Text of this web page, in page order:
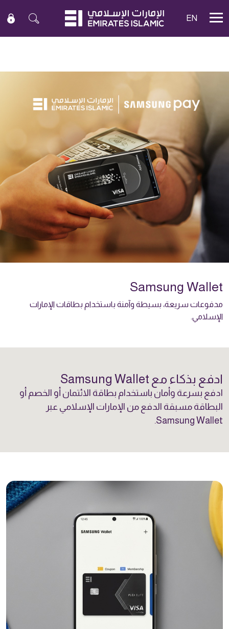
Mobile menu
EN
Samsung Wallet
مدفوعات سريعة، بسيطة وآمنة باستخدام بطاقات الإمارات
الإسلامي.
ادفع بذكاء مع Samsung Wallet
ادفع بسرعة وأمان باستخدام بطاقة الائتمان أو الخصم أو
البطاقة مسبقة الدفع من الإمارات الإسلامي عبر
Samsung Wallet.